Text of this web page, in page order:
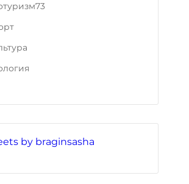
by braginsasha